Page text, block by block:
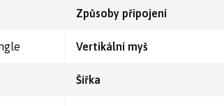
Způsoby připojení
Vertikální myš
Šířka